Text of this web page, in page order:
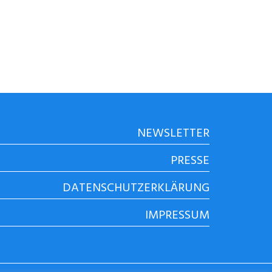
NEWSLETTER
PRESSE
DATENSCHUTZERKLÄRUNG
IMPRESSUM